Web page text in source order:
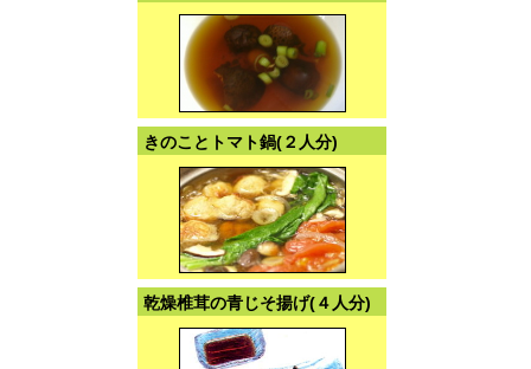
きのことトマト鍋(２人分)
乾燥椎茸の青じそ揚げ(４人分)